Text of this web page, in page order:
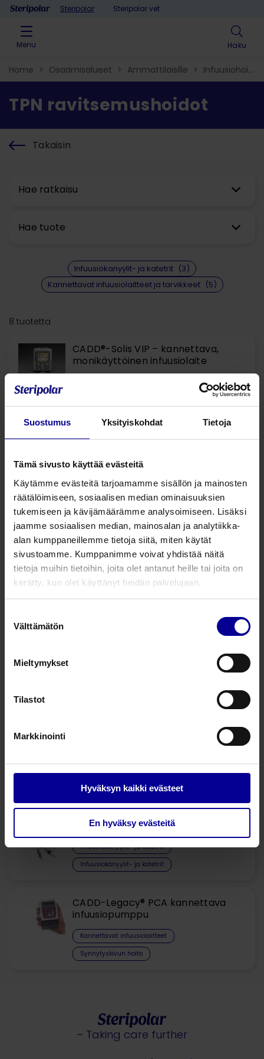
Suostumus Yksityiskohdat Tietoja
Tämä sivusto käyttää evästeitä
Käytämme evästeitä tarjoamamme sisällön ja mainosten
räätälöimiseen, sosiaalisen median ominaisuuksien
tukemiseen ja kävijämäärämme analysoimiseen. Lisäksi
jaamme sosiaalisen median, mainosalan ja analytiikka-
alan kumppaneillemme tietoja siitä, miten käytät
sivustoamme. Kumppanimme voivat yhdistää näitä
tietoja muihin tietoihin, joita olet antanut heille tai joita on
kerätty, kun olet käyttänyt heidän palvelujaan.
valinta
Välttämätön
Mieltymykset
Tilastot
Markkinointi
Hyväksyn kaikki evästeet
En hyväksy evästeitä
Skip to contentSteripolar Steripolar vet
Menu Haku
Hae ratkaisu
Hae tuote
Home > Osaamisalueet > Ammattilaisille > Infuusiohoidot
ravitsemushoidot
TPN ravitsemushoidot
Takaisin
Infuusiokanyylit- ja katetrit (3)
Kannettavat infuusiolaitteet ja tarvikkeet (5)
8 tuotetta
CADD®-Solis VIP – kannettava,
monikäyttöinen infuusiolaite
CADD lääkekasetit ja jatkoletkut
Kannettavat infuusiolaitteet
CADD pussipiikilliset letkustot
Kannettavat infuusiolaitteet
Kannettavat infuusiolaitteet ja tarvikkeet
Infuusiokanyylit- ja katetrit
PICC katetrit
Infuusiokanyylit- ja katetrit
Infuusiokanyylit- ja katetrit
CADD-Legacy® PCA kannettava
infuusiopumppu
Kannettavat infuusiolaitteet
Synnytyskivun hoito
– Taking care further